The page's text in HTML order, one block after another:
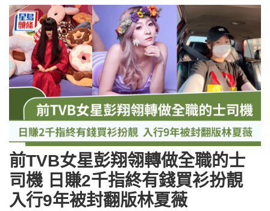
前TVB女星彭翔翎轉做全職的士
司機 日賺2千指終有錢買衫扮靚
入行9年被封翻版林夏薇